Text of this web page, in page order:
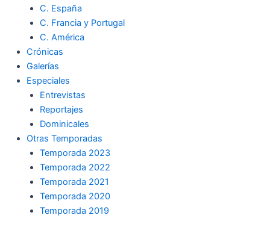
C. España
C. Francia y Portugal
C. América
Crónicas
Galerías
Especiales
Entrevistas
Reportajes
Dominicales
Otras Temporadas
Temporada 2023
Temporada 2022
Temporada 2021
Temporada 2020
Temporada 2019